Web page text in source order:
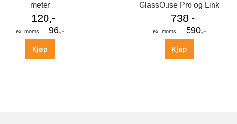
meter
120,-
96,-
Kjøp
GlassOuse Pro og Link
738,-
590,-
Kjøp